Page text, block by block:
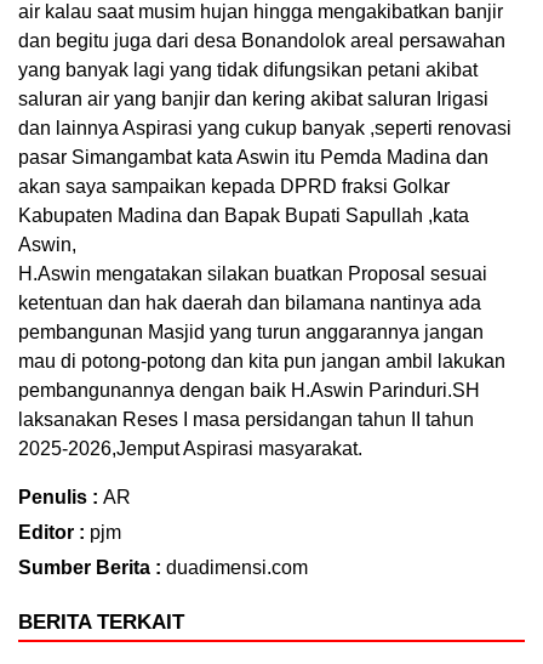
air kalau saat musim hujan hingga mengakibatkan banjir
dan begitu juga dari desa Bonandolok areal persawahan
yang banyak lagi yang tidak difungsikan petani akibat
saluran air yang banjir dan kering akibat saluran Irigasi
dan lainnya Aspirasi yang cukup banyak ,seperti renovasi
pasar Simangambat kata Aswin itu Pemda Madina dan
akan saya sampaikan kepada DPRD fraksi Golkar
Kabupaten Madina dan Bapak Bupati Sapullah ,kata
Aswin,
H.Aswin mengatakan silakan buatkan Proposal sesuai
ketentuan dan hak daerah dan bilamana nantinya ada
pembangunan Masjid yang turun anggarannya jangan
mau di potong-potong dan kita pun jangan ambil lakukan
pembangunannya dengan baik H.Aswin Parinduri.SH
laksanakan Reses I masa persidangan tahun II tahun
2025-2026,Jemput Aspirasi masyarakat.
Penulis : AR
Editor : pjm
Sumber Berita : duadimensi.com
BERITA TERKAIT